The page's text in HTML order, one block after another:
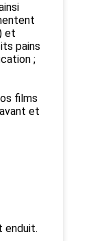
et
pains
;
films
et
enduit.